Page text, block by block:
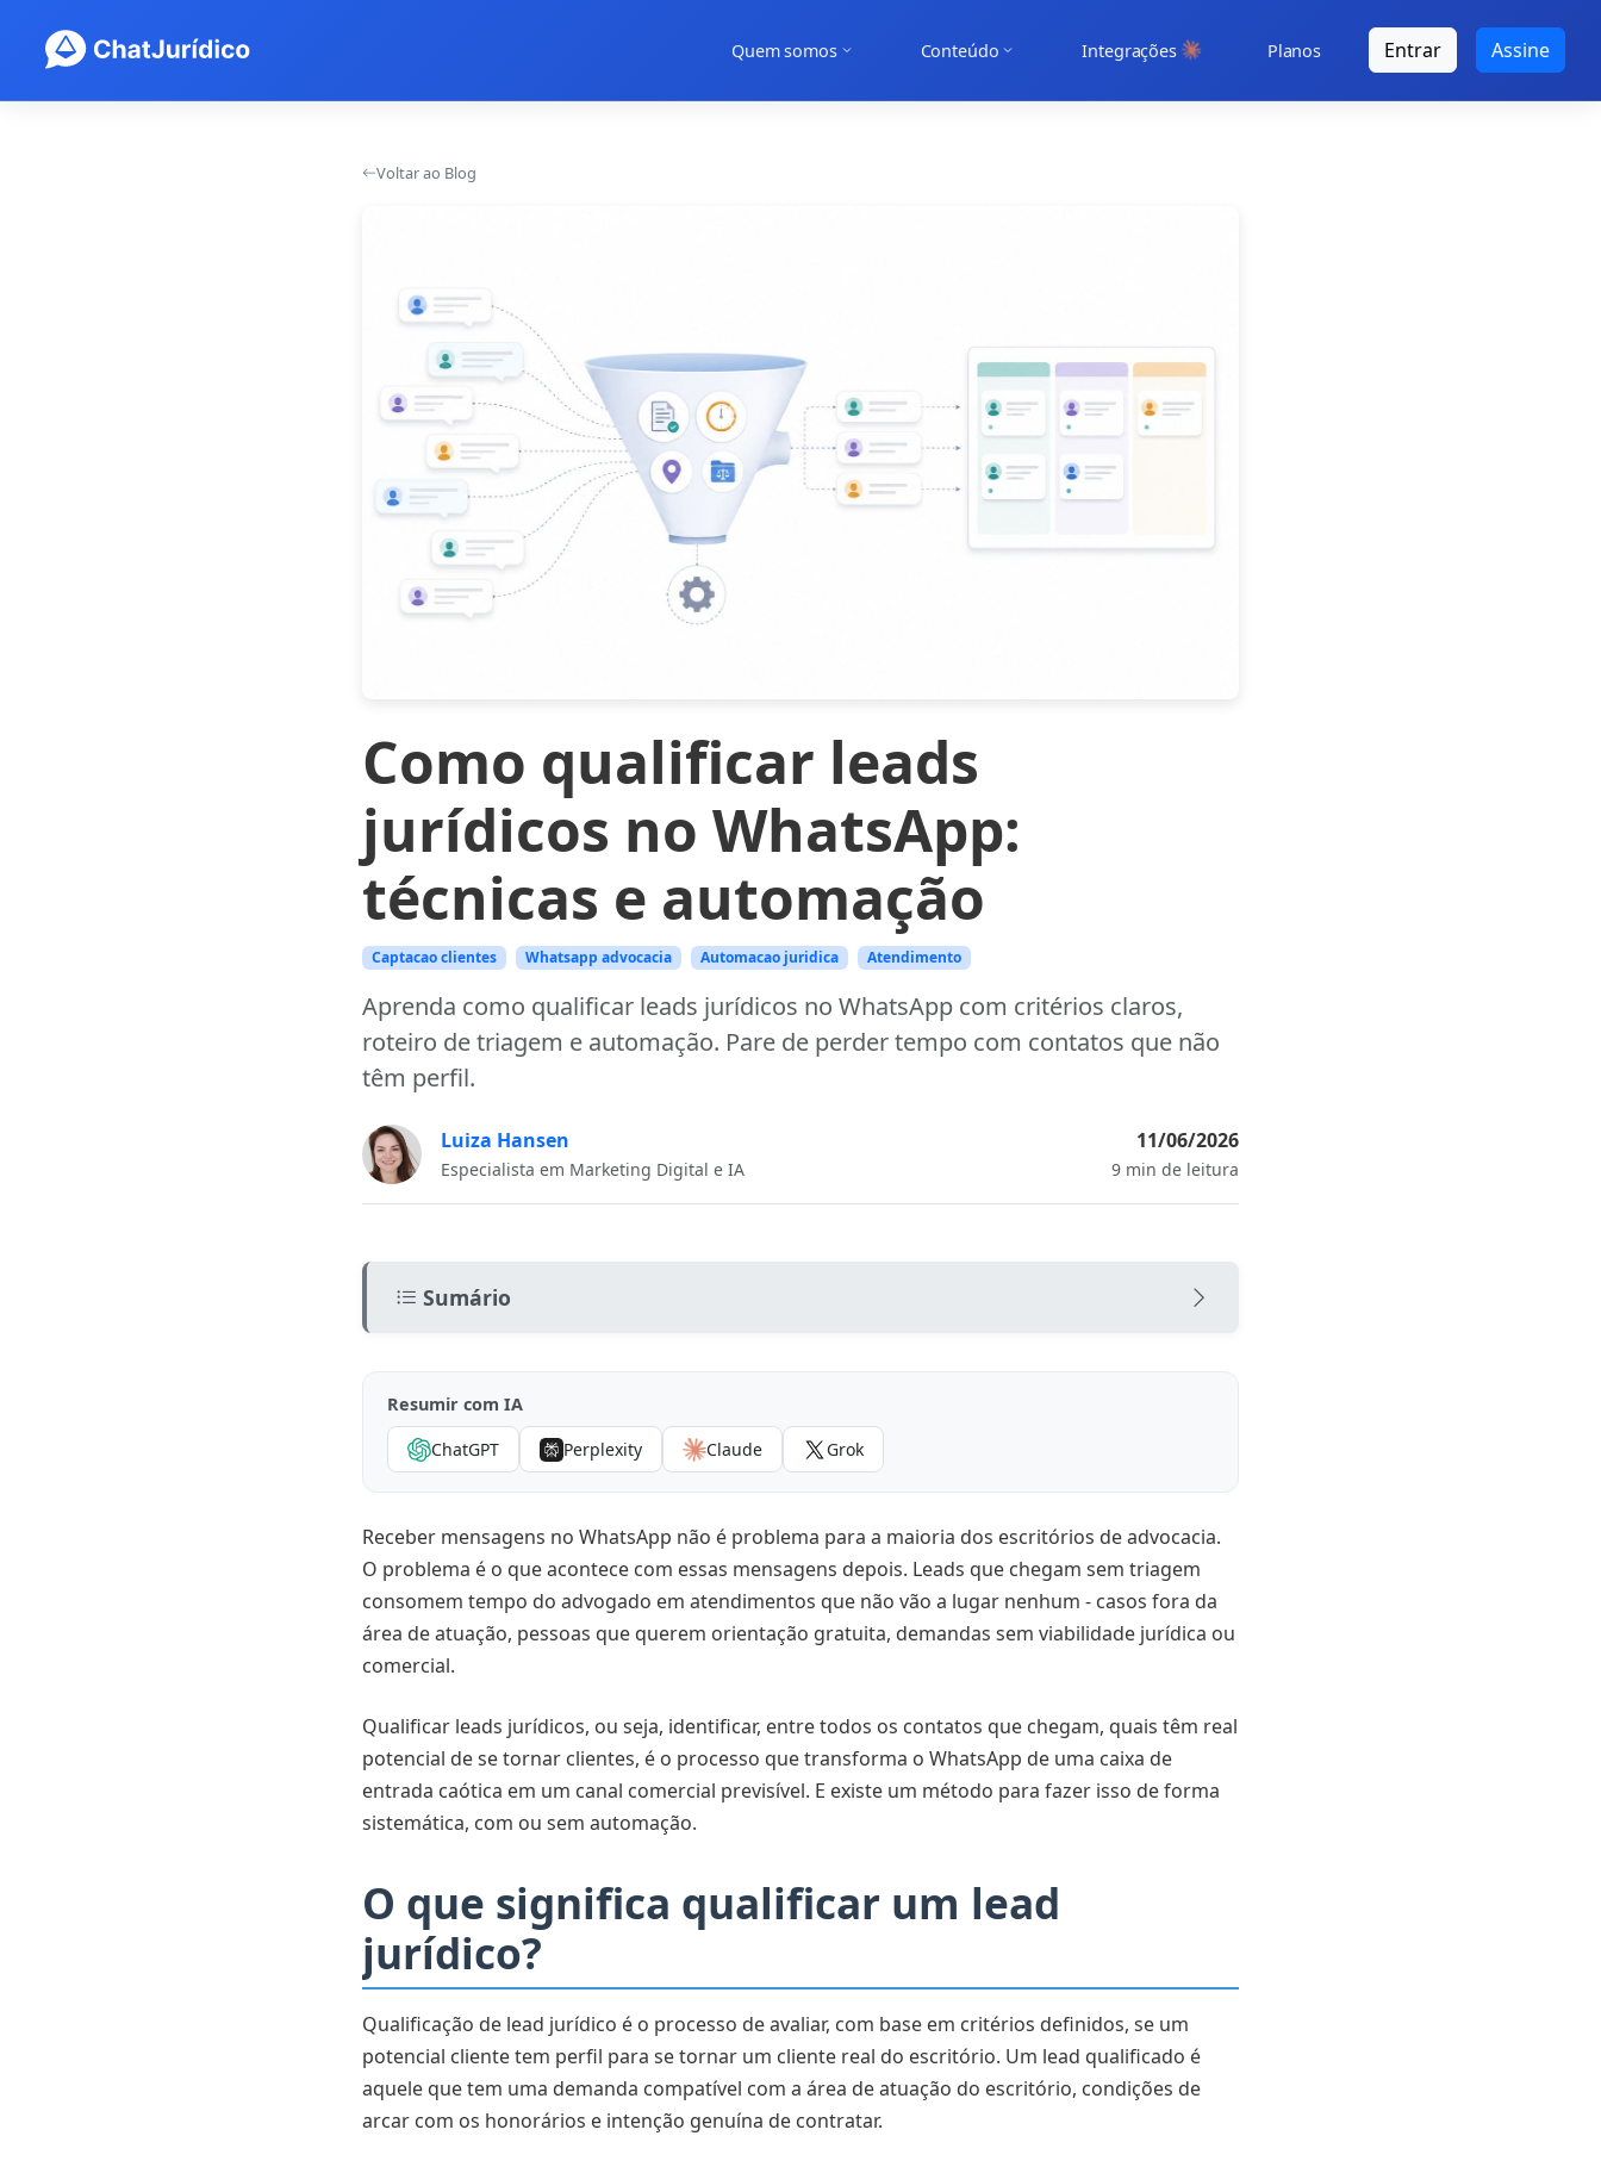
Quem somos Conteúdo Integrações Planos Entrar Assine
Voltar ao Blog
Como qualificar leads
jurídicos no WhatsApp:
técnicas e automação
Captacao clientes Whatsapp advocacia Automacao juridica Atendimento
Aprenda como qualificar leads jurídicos no WhatsApp com critérios claros,
roteiro de triagem e automação. Pare de perder tempo com contatos que não
têm perfil.
Luiza Hansen
Especialista em Marketing Digital e IA
11/06/2026
9 min de leitura
Sumário
Quais critérios definem um lead jurídico qualificado?
Como estruturar a triagem de leads no WhatsApp sem automação
Como classificar e priorizar os leads após a triagem
Os erros mais comuns na qualificação de leads jurídicos
Resumir com IA
ChatGPT
Perplexity Claude Grok
Receber mensagens no WhatsApp não é problema para a maioria dos escritórios de advocacia.
O problema é o que acontece com essas mensagens depois. Leads que chegam sem triagem
consomem tempo do advogado em atendimentos que não vão a lugar nenhum - casos fora da
área de atuação, pessoas que querem orientação gratuita, demandas sem viabilidade jurídica ou
comercial.
Qualificar leads jurídicos, ou seja, identificar, entre todos os contatos que chegam, quais têm real
potencial de se tornar clientes, é o processo que transforma o WhatsApp de uma caixa de
entrada caótica em um canal comercial previsível. E existe um método para fazer isso de forma
sistemática, com ou sem automação.
O que significa qualificar um lead
jurídico?
Qualificação de lead jurídico é o processo de avaliar, com base em critérios definidos, se um
potencial cliente tem perfil para se tornar um cliente real do escritório. Um lead qualificado é
aquele que tem uma demanda compatível com a área de atuação do escritório, condições de
arcar com os honorários e intenção genuína de contratar.